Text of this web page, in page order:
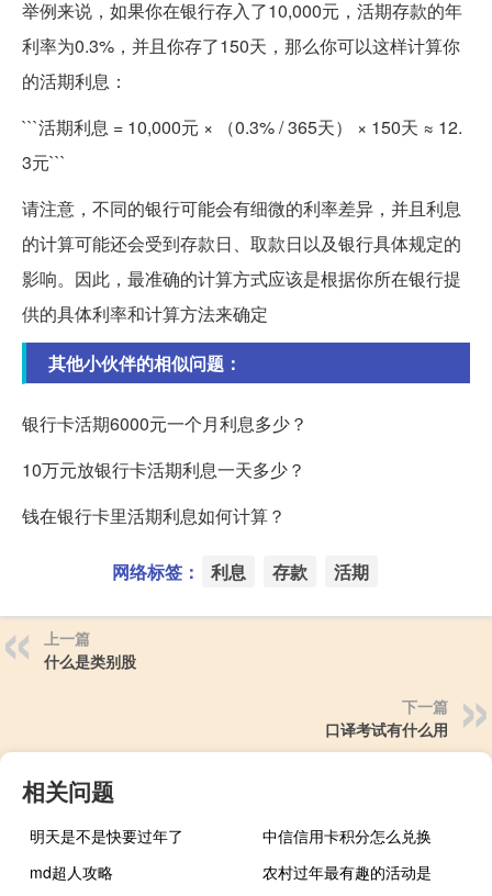
举例来说，如果你在银行存入了10,000元，活期存款的年
利率为0.3%，并且你存了150天，那么你可以这样计算你
的活期利息：
```活期利息 = 10,000元 × （0.3% / 365天） × 150天 ≈ 12.
3元```
请注意，不同的银行可能会有细微的利率差异，并且利息
的计算可能还会受到存款日、取款日以及银行具体规定的
影响。因此，最准确的计算方式应该是根据你所在银行提
供的具体利率和计算方法来确定
其他小伙伴的相似问题：
银行卡活期6000元一个月利息多少？
10万元放银行卡活期利息一天多少？
钱在银行卡里活期利息如何计算？
网络标签： 利息 存款 活期
上一篇
什么是类别股
下一篇
口译考试有什么用
相关问题
明天是不是快要过年了
中信信用卡积分怎么兑换
md超人攻略
农村过年最有趣的活动是